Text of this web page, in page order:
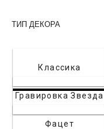
ТИП ДЕКОРА
Классика
Гравировка Звезда
Фацет